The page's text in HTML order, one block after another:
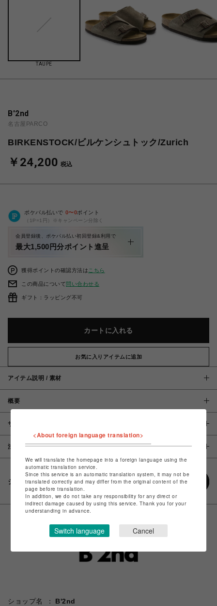
TAUPE
B'2nd
名古屋PARCO
BIRKENSTOCK/ビルケンシュトック/Zurich
￥24,200 税込
ポケパル払いで 0〜0ポイント
（1P=1円）※キャンペーン分除く
会員登録後、ポケパル払い初回登録&利用で
最大1,500円分ポイント進呈
獲得ポイントの確認方法は こちら
この商品について問い合わせる
ギフト：ラッピング不可
カートに入れる
お気に入りアイテムに追加
アイテム説明 / 素材
概要
サイズ
注意事項
シェアする
ショップ名
B'2nd
<About foreign language translation>
We will translate the homepage into a foreign language using the
automatic translation service.
Since this service is an automatic translation system, it may not be
translated correctly and may differ from the original content of the
page before translation.
In addition, we do not take any responsibility for any direct or
indirect damage caused by using this service. Thank you for your
understanding in advance.
Switch language Cancel